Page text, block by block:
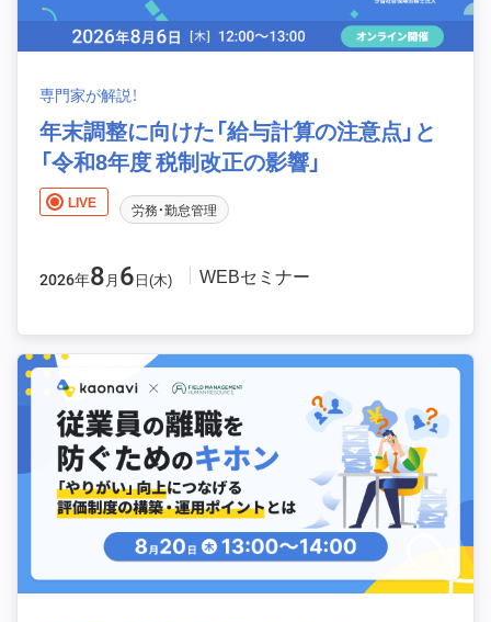
専門家が解説！
年末調整に向けた「給与計算の注意点」と
「令和8年度 税制改正の影響」
LIVE 労務・勤怠管理
2026年8月 6日(木) WEBセミナー